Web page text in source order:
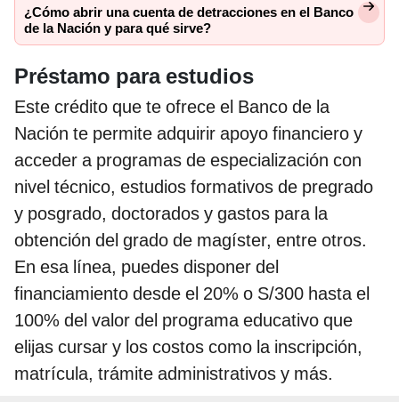
¿Cómo abrir una cuenta de detracciones en el Banco
de la Nación y para qué sirve?
Préstamo para estudios
Este crédito que te ofrece el Banco de la
Nación te permite adquirir apoyo financiero y
acceder a programas de especialización con
nivel técnico, estudios formativos de pregrado
y posgrado, doctorados y gastos para la
obtención del grado de magíster, entre otros.
En esa línea, puedes disponer del
financiamiento desde el 20% o S/300 hasta el
100% del valor del programa educativo que
elijas cursar y los costos como la inscripción,
matrícula, trámite administrativos y más.